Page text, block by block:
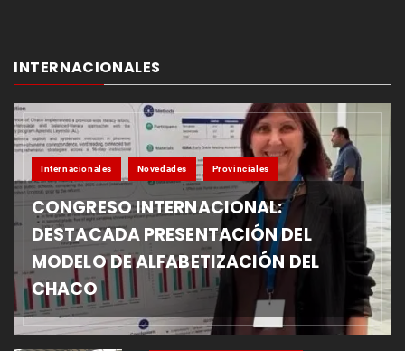
INTERNACIONALES
Internacionales Novedades Provinciales
CONGRESO INTERNACIONAL:
DESTACADA PRESENTACIÓN DEL
MODELO DE ALFABETIZACIÓN DEL
CHACO